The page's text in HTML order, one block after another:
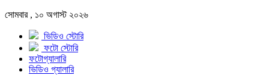
সোমবার , ১০ অগাস্ট ২০২৬
ভিডিও স্টোরি
ফটো স্টোরি
ফটোগ্যালারি
ভিডিও গ্যালারি